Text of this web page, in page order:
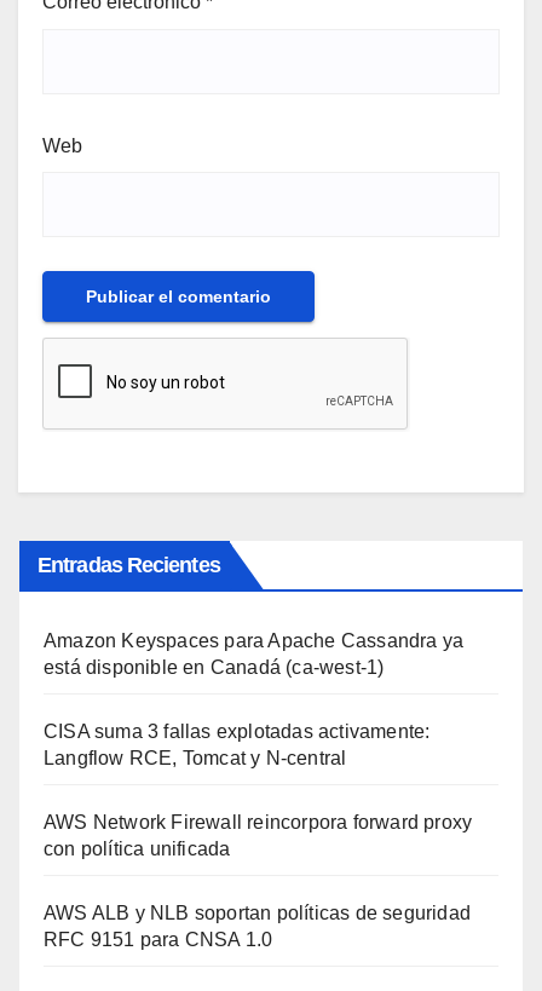
Web
Entradas Recientes
Amazon Keyspaces para Apache Cassandra ya
está disponible en Canadá (ca-west-1)
CISA suma 3 fallas explotadas activamente:
Langflow RCE, Tomcat y N-central
AWS Network Firewall reincorpora forward proxy
con política unificada
AWS ALB y NLB soportan políticas de seguridad
RFC 9151 para CNSA 1.0